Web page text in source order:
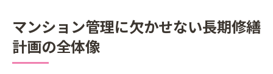
例紹介
エクセルテンプレートを利用した長期修繕
マンション管理に欠かせない長期修繕
計画の全体像